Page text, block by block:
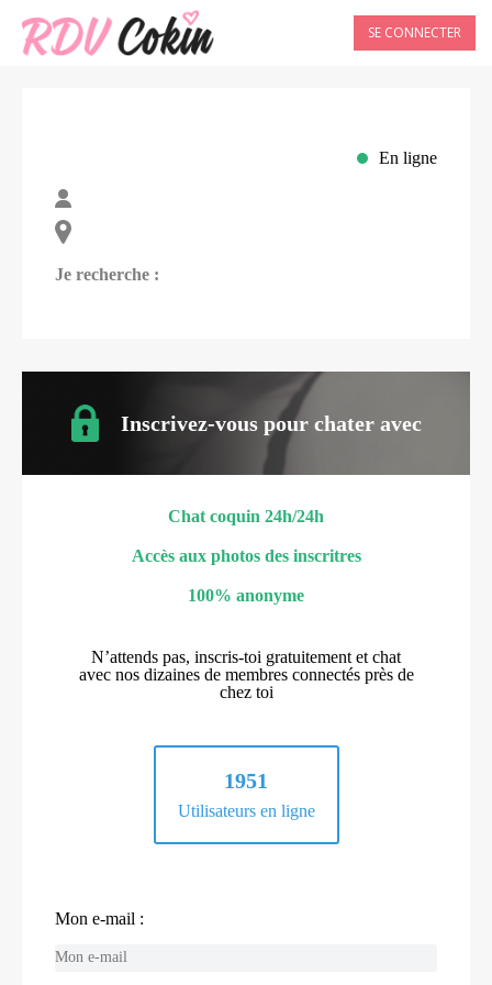
SE CONNECTER
En ligne
Je recherche :
Inscrivez-vous pour chater avec
Chat coquin 24h/24h
Accès aux photos des inscritres
100% anonyme
N’attends pas, inscris-toi gratuitement et chat
avec nos dizaines de membres connectés près de
chez toi
1951
Utilisateurs en ligne
Mon e-mail :